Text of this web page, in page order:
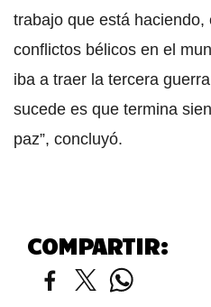
trabajo que está haciendo,
conflictos bélicos en el
iba a traer la tercera
sucede es que termina
paz”, concluyó.
COMPARTIR: